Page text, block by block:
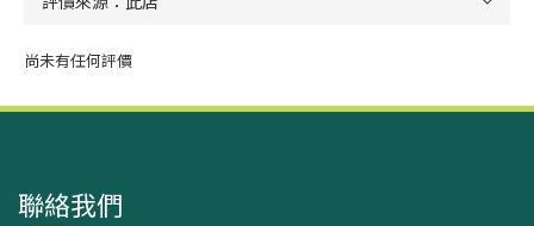
尚未有任何評價
聯絡我們